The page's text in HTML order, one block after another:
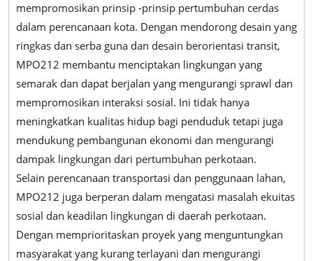
mempromosikan prinsip -prinsip pertumbuhan cerdas
dalam perencanaan kota. Dengan mendorong desain yang
ringkas dan serba guna dan desain berorientasi transit,
MPO212 membantu menciptakan lingkungan yang
semarak dan dapat berjalan yang mengurangi sprawl dan
mempromosikan interaksi sosial. Ini tidak hanya
meningkatkan kualitas hidup bagi penduduk tetapi juga
mendukung pembangunan ekonomi dan mengurangi
dampak lingkungan dari pertumbuhan perkotaan.
Selain perencanaan transportasi dan penggunaan lahan,
MPO212 juga berperan dalam mengatasi masalah ekuitas
sosial dan keadilan lingkungan di daerah perkotaan.
Dengan memprioritaskan proyek yang menguntungkan
masyarakat yang kurang terlayani dan mengurangi